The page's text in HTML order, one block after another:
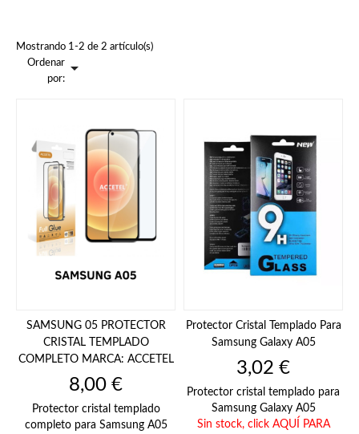
Mostrando 1-2 de 2 artículo(s)
Ordenar
por:

SAMSUNG 05 PROTECTOR
CRISTAL TEMPLADO
COMPLETO MARCA: ACCETEL
Precio
8,00 €
Protector cristal templado
completo para Samsung A05
Protector Cristal Templado Para
Samsung Galaxy A05
Precio
3,02 €
Protector cristal templado para
Samsung Galaxy A05
Sin stock, click AQUÍ PARA